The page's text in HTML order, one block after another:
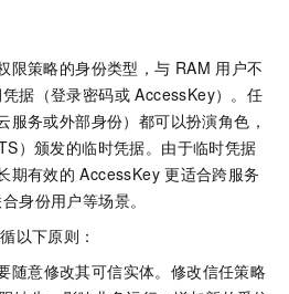
限策略的身份类型，与 RAM 用户不
据（登录密码或 AccessKey）。任
服务或外部身份）都可以扮演角色，
）颁发的临时凭据。由于临时凭据
期有效的 AccessKey 更适合跨服务
身份用户等场景。
以下原则：
随意修改其可信实体。修改信任策略